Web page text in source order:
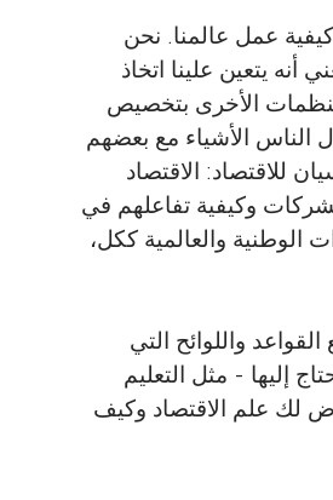
عمل عالمنا. نحن
أنه يتعين علينا اتخاذ
الأخرى بتخصيص
الناس الأشياء مع بعضهم
للاقتصاد: الاقتصاد
وكيفية تفاعلهم في
الوطنية والعالمية ككل،
واللوائح التي
إليها - مثل التعليم
لك علم الاقتصاد وكيف